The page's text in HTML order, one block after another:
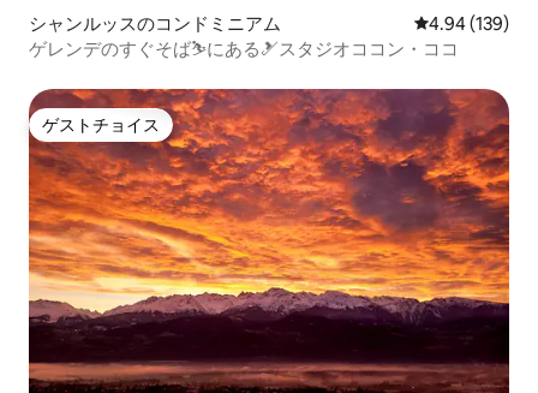
シャンルッスのコンドミニアム レビュー139
4.94 (139)
ゲレンデのすぐそば⛷にある🎿スタジオココン・ココ
ゲストチョイス
ゲストチョイス